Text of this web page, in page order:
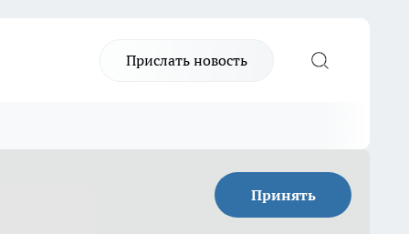
Прислать новость
Принять